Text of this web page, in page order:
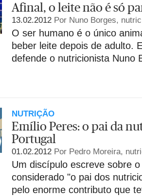
Afinal, o leite não é só
13.02.2012 Por Nuno Borges,
O ser humano é o único
beber leite depois de adulto.
defende o nutricionista Nuno
NUTRIÇÃO
Emílio Peres: o pai da
Portugal
01.02.2012 Por Pedro Moreira,
Um discípulo escreve sobre
considerado "o pai dos
pelo enorme contributo que